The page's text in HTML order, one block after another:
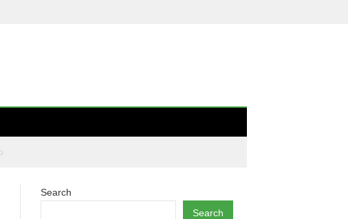
Search
Search